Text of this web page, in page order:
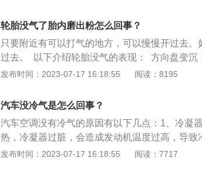
踏板，另一端连接节气门连动板而工作。电子节
器，来根据发动机所需能量，控制节气门的开启
轮胎没气了胎内磨出粉怎么回事？
只要附近有可以打气的地方，可以慢慢开过去
过去。 以下介绍轮胎没气的表现： 方向盘变沉
应的摩擦力也就会增大，所以在打方向的时候会
发布时间：2023-07-17 16:18:55 阅读：8195
汽车没冷气是怎么回事？
汽车空调没有冷气的原因有以下几点：1、冷凝
热，冷凝器过脏，会造成发动机温度过高，导
作为制冷剂，不足的时候自然就没有冷风。3、
发布时间：2023-07-17 16:18:55 阅读：7717